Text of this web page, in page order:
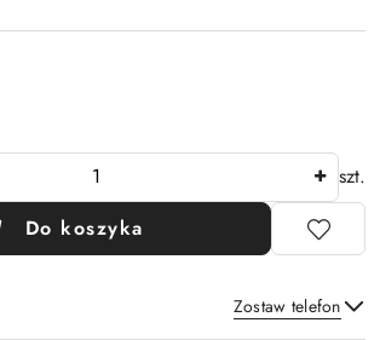
szt.
Do koszyka
Zostaw telefon